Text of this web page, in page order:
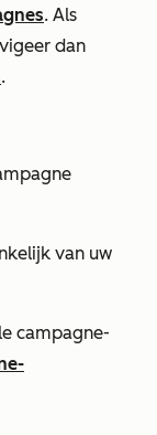
. Als
dan
.
van uw
campagne-